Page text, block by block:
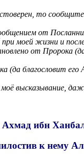
то
от
моей жизни и
от Пророка
благословит
высказывание,
ибн
к нему